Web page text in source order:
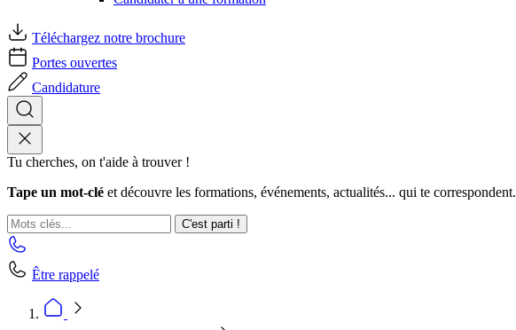
Téléchargez notre brochure
Portes ouvertes
Candidature
Tu cherches, on t'aide à trouver !
Tape un mot-clé et découvre les formations, événements, actualités... qui te correspondent.
C'est parti !
Être rappelé